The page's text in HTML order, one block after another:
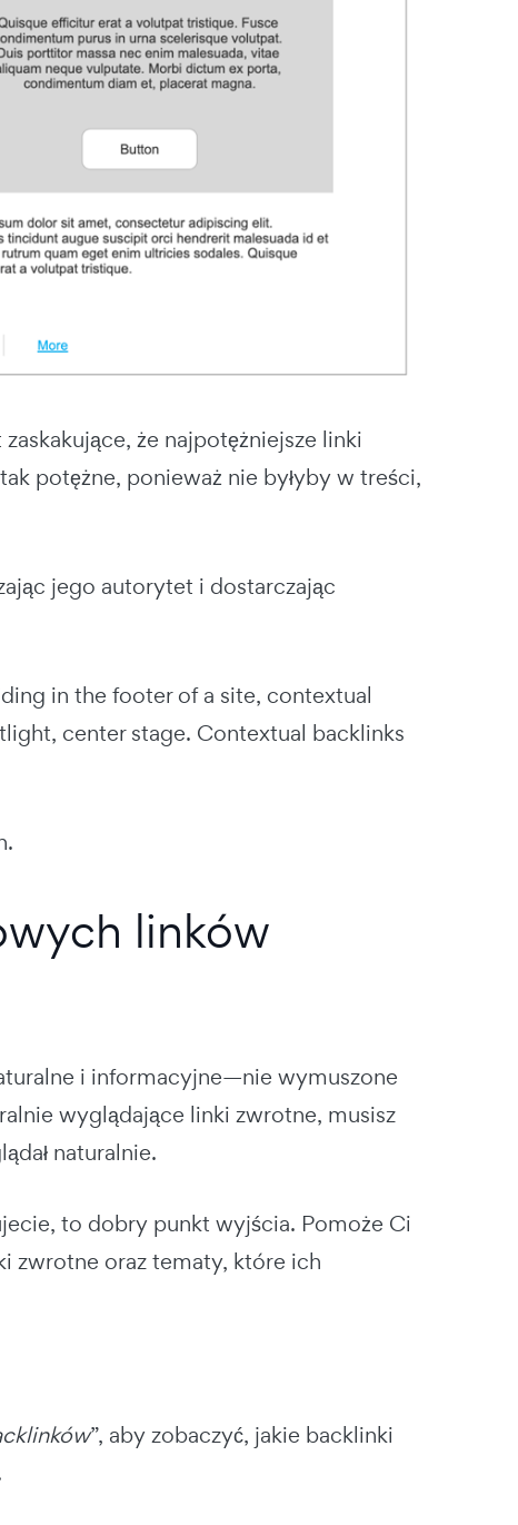
że najpotężniejsze linki
potężne, ponieważ nie byłyby w treści,
jego autorytet i dostarczając
in the footer of a site, contextual
center stage. Contextual backlinks
linków
i informacyjne—nie wymuszone
wyglądające linki zwrotne, musisz
naturalnie.
to dobry punkt wyjścia. Pomoże Ci
zwrotne oraz tematy, które ich
”, aby zobaczyć, jakie backlinki